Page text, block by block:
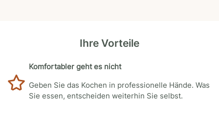
Ihre Vorteile
Komfortabler geht es nicht
Geben Sie das Kochen in professionelle Hände. Was
Sie essen, entscheiden weiterhin Sie selbst.